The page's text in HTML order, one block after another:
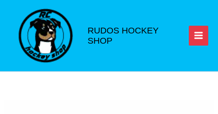
contenido
RUDOS HOCKEY
SHOP